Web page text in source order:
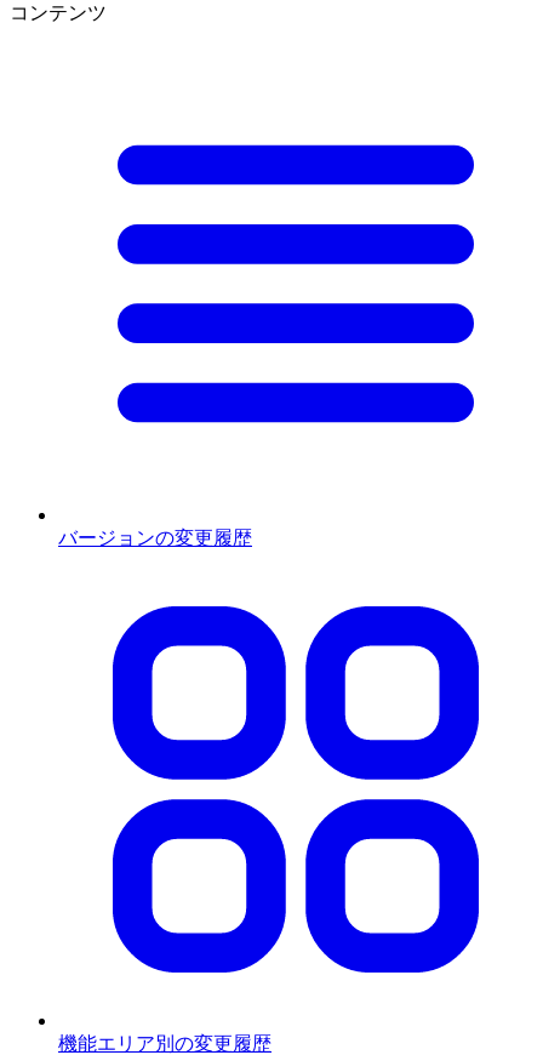
コンテンツ
バージョンの変更履歴
機能エリア別の変更履歴